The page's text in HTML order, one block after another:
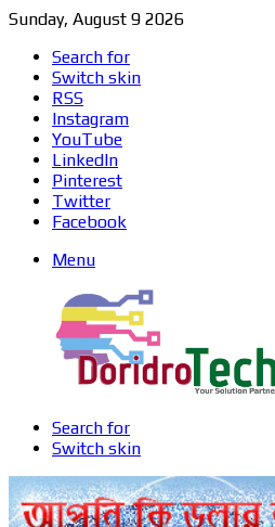
Sunday, August 9 2026
Search for
Switch skin
RSS
Instagram
YouTube
LinkedIn
Pinterest
Twitter
Facebook
Menu
Search for
Switch skin